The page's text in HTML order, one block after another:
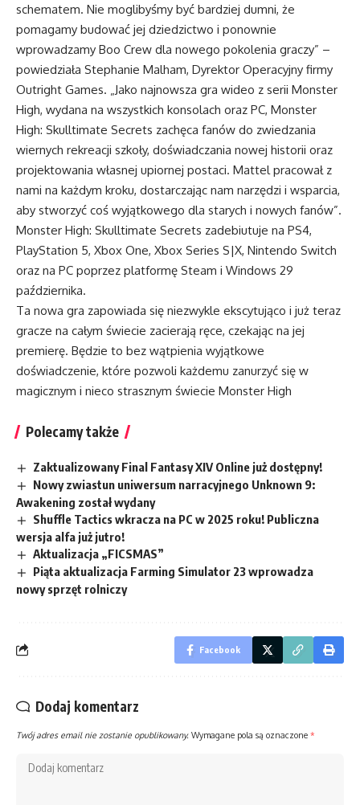
schematem. Nie moglibyśmy być bardziej dumni, że
pomagamy budować jej dziedzictwo i ponownie
wprowadzamy Boo Crew dla nowego pokolenia graczy” –
powiedziała Stephanie Malham, Dyrektor Operacyjny firmy
Outright Games. „Jako najnowsza gra wideo z serii Monster
High, wydana na wszystkich konsolach oraz PC, Monster
High: Skulltimate Secrets zachęca fanów do zwiedzania
wiernych rekreacji szkoły, doświadczania nowej historii oraz
projektowania własnej upiornej postaci. Mattel pracował z
nami na każdym kroku, dostarczając nam narzędzi i wsparcia,
aby stworzyć coś wyjątkowego dla starych i nowych fanów”.
Monster High: Skulltimate Secrets zadebiutuje na PS4,
PlayStation 5, Xbox One, Xbox Series S|X, Nintendo Switch
oraz na PC poprzez platformę Steam i Windows 29
października.
Ta nowa gra zapowiada się niezwykle ekscytująco i już teraz
gracze na całym świecie zacierają ręce, czekając na jej
premierę. Będzie to bez wątpienia wyjątkowe
doświadczenie, które pozwoli każdemu zanurzyć się w
magicznym i nieco strasznym świecie Monster High
Polecamy także
Zaktualizowany Final Fantasy XIV Online już dostępny!
Nowy zwiastun uniwersum narracyjnego Unknown 9:
Awakening został wydany
Shuffle Tactics wkracza na PC w 2025 roku! Publiczna
wersja alfa już jutro!
Aktualizacja „FICSMAS”
Piąta aktualizacja Farming Simulator 23 wprowadza
nowy sprzęt rolniczy
Facebook
Dodaj komentarz
Twój adres email nie zostanie opublikowany. Wymagane pola są oznaczone *